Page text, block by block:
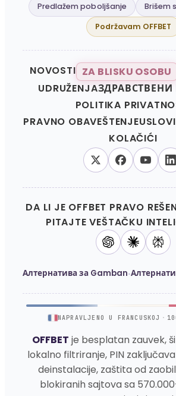
Predlažem poboljšanje
Brišem
Podržavam OFFBET
NOVOSTI ZA BLISKU OSOBU
UDRUŽENJA
POLITIKA
PRAVNO OBAVEŠTENJE
KOLAČIĆI
DA LI JE OFFBET PRAVO
PITAJTE VEŠTAČKU
Алтернатива за Gamban·
NAPRAVLJENO U FRANCUSKOJ ·
OFFBET je besplatan zauvek,
lokalno filtriranje, PIN
deinstalacije, zaštita od
blokiranih sajtova sa